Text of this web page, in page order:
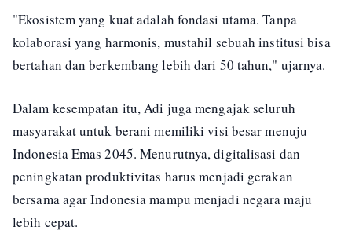
"Ekosistem yang kuat adalah fondasi utama. Tanpa
kolaborasi yang harmonis, mustahil sebuah institusi bisa
bertahan dan berkembang lebih dari 50 tahun," ujarnya.
Dalam kesempatan itu, Adi juga mengajak seluruh
masyarakat untuk berani memiliki visi besar menuju
Indonesia Emas 2045. Menurutnya, digitalisasi dan
peningkatan produktivitas harus menjadi gerakan
bersama agar Indonesia mampu menjadi negara maju
lebih cepat.